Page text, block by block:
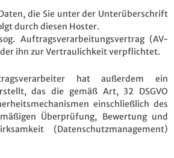
die Sie unter der Unterüberschrift
durch diesen Hoster.
Auftragsverarbeitungsvertrag (AV-
ihn zur Vertraulichkeit verpflichtet.
hat außerdem ein
das die gemäß Art, 32 DSGVO
einschließlich des
Überprüfung, Bewertung und
(Datenschutzmanagement)